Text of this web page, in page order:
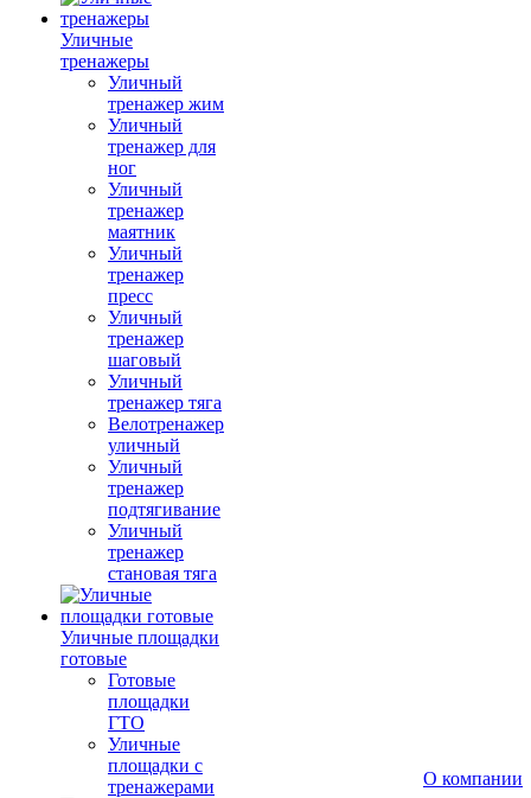
Уличные
тренажеры
Уличный
тренажер жим
Уличный
тренажер для
ног
Уличный
тренажер
маятник
Уличный
тренажер
пресс
Уличный
тренажер
шаговый
Уличный
тренажер тяга
Велотренажер
уличный
Уличный
тренажер
подтягивание
Уличный
тренажер
становая тяга
Уличные площадки
готовые
Готовые
площадки
ГТО
Уличные
площадки с
тренажерами
О компании